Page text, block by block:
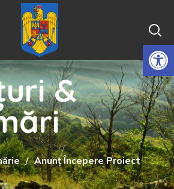
&
Anunț Începere Proiect